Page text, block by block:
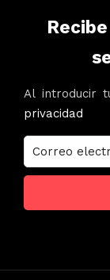
Al introducir
privacidad